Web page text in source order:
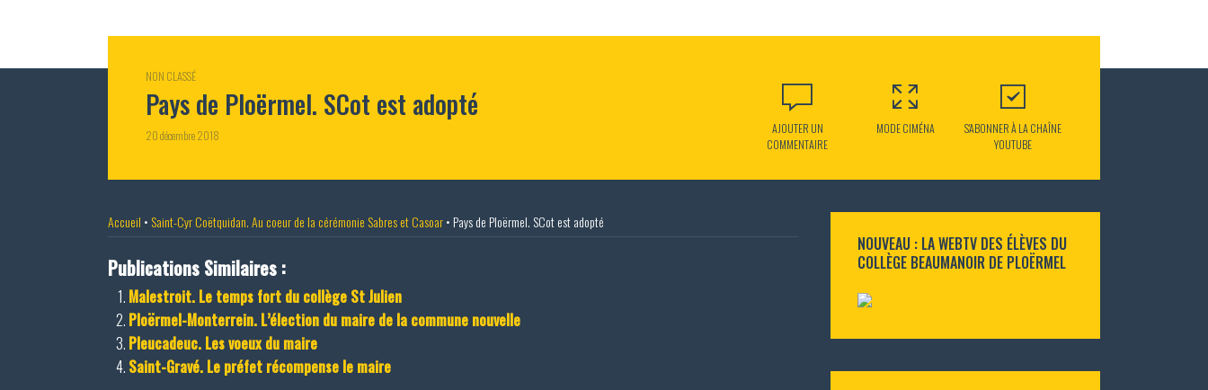
NON CLASSÉ
Pays de Ploërmel. SCot est adopté
20 décembre 2018
AJOUTER UN
COMMENTAIRE
MODE CIMÉNA
S'ABONNER À LA CHAÎNE
YOUTUBE
Accueil • Saint-Cyr Coëtquidan. Au coeur de la cérémonie Sabres et Casoar• Pays de Ploërmel. SCot est adopté
Publications Similaires :
Malestroit. Le temps fort du collège St Julien
Ploërmel-Monterrein. L’élection du maire de la commune nouvelle
Pleucadeuc. Les voeux du maire
Saint-Gravé. Le préfet récompense le maire
NOUVEAU : LA WEBTV DES ÉLÈVES DU
COLLÈGE BEAUMANOIR DE PLOËRMEL